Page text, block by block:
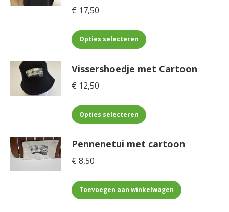
€ 17,50
Opties selecteren
Dit
meerdere
optie
worden
productpagina
Vissershoedje met Cartoon
€ 12,50
Opties selecteren
Dit
meerdere
optie
kan
Pennenetui met cartoon
€ 8,50
Toevoegen aan winkelwagen